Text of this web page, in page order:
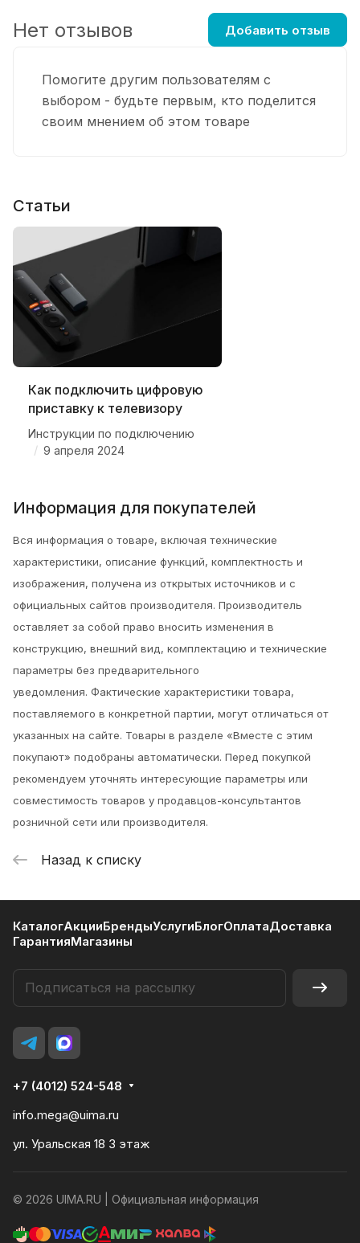
Помогите другим пользователям с
выбором - будьте первым, кто поделится
своим мнением об этом товаре
Нет отзывов Добавить отзыв
Статьи
Как подключить цифровую
приставку к телевизору
Инструкции по подключению
/ 9 апреля 2024
Информация для покупателей
Вся информация о товаре, включая технические
характеристики, описание функций, комплектность и
изображения, получена из открытых источников и с
официальных сайтов производителя. Производитель
оставляет за собой право вносить изменения в
конструкцию, внешний вид, комплектацию и технические
параметры без предварительного
уведомления. Фактические характеристики товара,
поставляемого в конкретной партии, могут отличаться от
указанных на сайте. Товары в разделе «Вместе с этим
покупают» подобраны автоматически. Перед покупкой
рекомендуем уточнять интересующие параметры или
совместимость товаров у продавцов-консультантов
розничной сети или производителя.
Назад к списку
КаталогАкцииБрендыУслугиБлогОплатаДоставка
ГарантияМагазины
+7 (4012) 524-548
info.mega@uima.ru
ул. Уральская 18 3 этаж
© 2026 UIMA.RU | Официальная информация